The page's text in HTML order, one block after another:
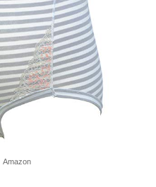
Amazon